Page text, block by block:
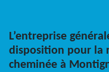
L’entreprise
disposition pour la
cheminée à